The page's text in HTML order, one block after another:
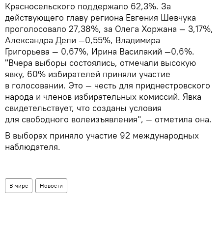
Красносельского поддержало 62,3%. За
действующего главу региона Евгения Шевчука
проголосовало 27,38%, за Олега Хоржана — 3,17%,
Александра Дели —0,55%, Владимира
Григорьева — 0,67%, Ирина Василакий —0,6%.
"Вчера выборы состоялись, отмечали высокую
явку, 60% избирателей приняли участие
в голосовании. Это — честь для приднестровского
народа и членов избирательных комиссий. Явка
свидетельствует, что созданы условия
для свободного волеизъявления", — отметила она.
В выборах приняло участие 92 международных
наблюдателя.
В мире Новости